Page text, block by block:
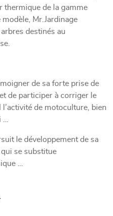
thermique de la gamme
Mr.Jardinage
destinés au
de sa forte prise de
de participer à corriger le
de motoculture, bien
le développement de sa
se substitue
…